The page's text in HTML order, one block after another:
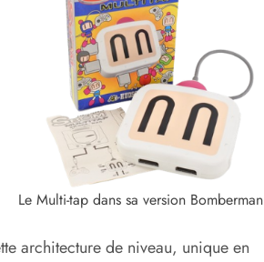
Le Multi-tap dans sa version Bomberman
architecture de niveau, unique en